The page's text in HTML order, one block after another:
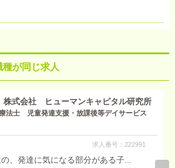
が同じ求人
株式会社 ヒューマンキャピタル研究所
法士 児童発達支援・放課後等デイサービス
求人番号：222991
、発達に気になる部分がある子...